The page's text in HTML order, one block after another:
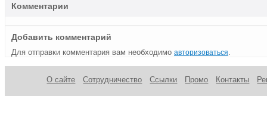
Комментарии
Добавить комментарий
Для отправки комментария вам необходимо авторизоваться
О сайте Сотрудничество Ссылки Промо Контакты